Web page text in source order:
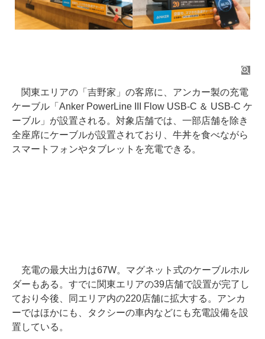
関東エリアの「吉野家」の客席に、アンカー製の充電
ケーブル「Anker PowerLine III Flow USB-C ＆ USB-C ケ
ーブル」が設置される。対象店舗では、一部店舗を除き
全座席にケーブルが設置されており、牛丼を食べながら
スマートフォンやタブレットを充電できる。
充電の最大出力は67W。マグネット式のケーブルホル
ダーもある。すでに関東エリアの39店舗で設置が完了し
ており今後、同エリア内の220店舗に拡大する。アンカ
ーではほかにも、タクシーの車内などにも充電設備を設
置している。